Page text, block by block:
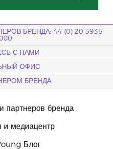
БРЕНДА: 44 (0) 20 3935
С НАМИ
ОФИС
БРЕНДА
партнеров бренда
и медиацентр
Блог